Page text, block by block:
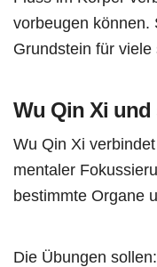
vorbeugen können.
Grundstein für
Wu Qin Xi und
Wu Qin Xi
mentaler
bestimmte Organe
Die Übungen sollen: